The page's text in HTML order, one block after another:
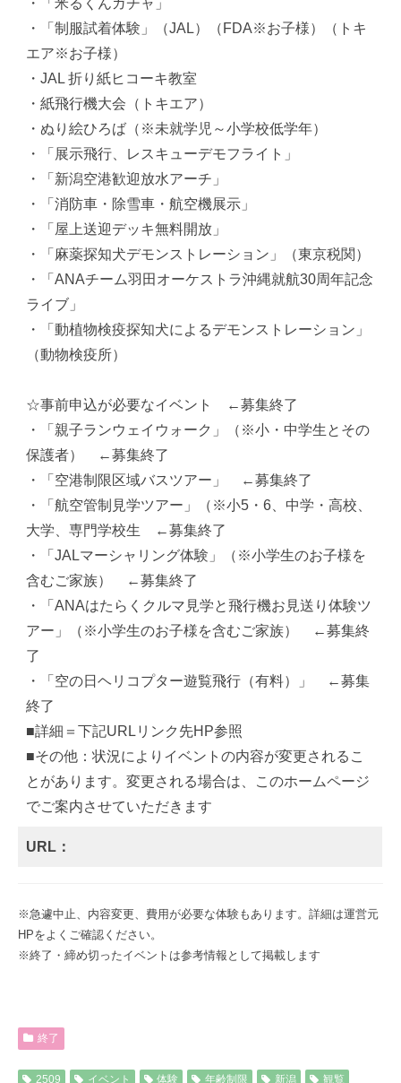
・「米るくんガチャ」
・「制服試着体験」（JAL）（FDA※お子様）（トキ
エア※お子様）
・JAL 折り紙ヒコーキ教室
・紙飛行機大会（トキエア）
・ぬり絵ひろば（※未就学児～小学校低学年）
・「展示飛行、レスキューデモフライト」
・「新潟空港歓迎放水アーチ」
・「消防車・除雪車・航空機展示」
・「屋上送迎デッキ無料開放」
・「麻薬探知犬デモンストレーション」（東京税関）
・「ANAチーム羽田オーケストラ沖縄就航30周年記念
ライブ」
・「動植物検疫探知犬によるデモンストレーション」
（動物検疫所）
☆事前申込が必要なイベント ←募集終了
・「親子ランウェイウォーク」（※小・中学生とその
保護者） ←募集終了
・「空港制限区域バスツアー」 ←募集終了
・「航空管制見学ツアー」（※小5・6、中学・高校、
大学、専門学校生 ←募集終了
・「JALマーシャリング体験」（※小学生のお子様を
含むご家族） ←募集終了
・「ANAはたらくクルマ見学と飛行機お見送り体験ツ
アー」（※小学生のお子様を含むご家族） ←募集終
了
・「空の日ヘリコプター遊覧飛行（有料）」 ←募集
終了
■詳細＝下記URLリンク先HP参照
■その他：状況によりイベントの内容が変更されるこ
とがあります。変更される場合は、このホームページ
でご案内させていただきます
URL：
※急遽中止、内容変更、費用が必要な体験もあります。詳細は運営元
HPをよくご確認ください。
※終了・締め切ったイベントは参考情報として掲載します
終了
2509 イベント 体験 年齢制限 新潟 観覧